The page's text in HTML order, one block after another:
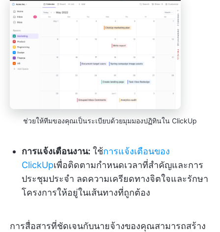
ช่วยให้ทีมของคุณเป็นระเบียบด้วยมุมมองปฏิทินใน ClickUp
การแจ้งเตือนงาน: ใช้การแจ้งเตือนของ
ClickUpเพื่อติดตามกำหนดเวลาที่สำคัญและการ
ประชุมประจำ ลดความเครียดทางจิตใจและรักษา
โครงการให้อยู่ในเส้นทางที่ถูกต้อง
การสื่อสารที่ชัดเจนกับนายจ้างของคุณสามารถสร้าง